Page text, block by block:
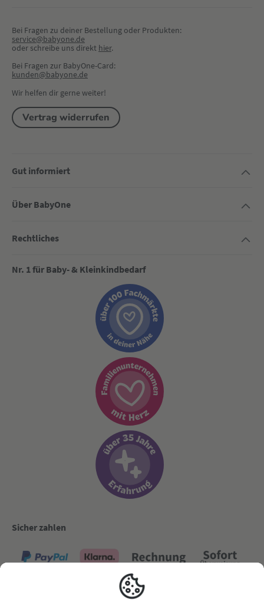
Bei Fragen zu deiner Bestellung oder Produkten:
service@babyone.de
oder schreibe uns direkt hier.
Bei Fragen zur BabyOne-Card:
kunden@babyone.de
Wir helfen dir gerne weiter!
Vertrag widerrufen
Gut informiert
Über BabyOne
Rechtliches
Nr. 1 für Baby- & Kleinkindbedarf
Sicher zahlen